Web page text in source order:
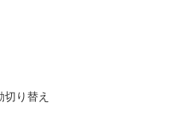
り替え